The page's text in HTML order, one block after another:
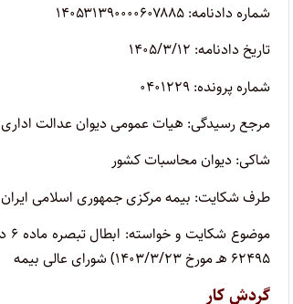
شماره دادنامه: ۱۴۰۵۳۱۳۹۰۰۰۰۶۰۷۸۸۵
تاریخ دادنامه: ۱۴۰۵/۳/۱۲
شماره پرونده: ۰۴۰۱۲۲۹
مرجع رسیدگی: هیات عمومی دیوان عدالت اداری
شاکی: دیوان محاسبات کشور
طرف شکایت: بیمه مرکزی جمهوری اسلامی ایران
۶۲۴۹۵ هـ مورخ ۱۴۰۳/۳/۲۳) شورای عالی بیمه
گردش کار